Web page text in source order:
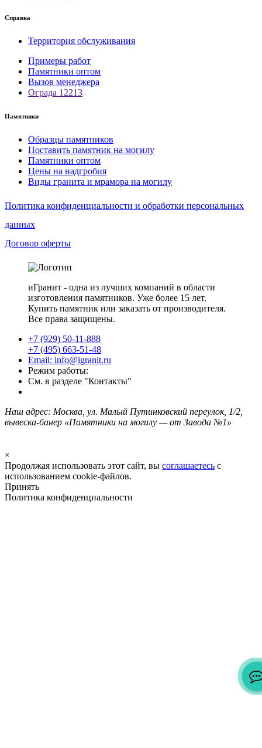
Справка
Территория обслуживания
Примеры работ
Памятники оптом
Вызов менеджера
Ограда 12213
Памятники
Образцы памятников
Поставить памятник на могилу
Памятники оптом
Цены на надгробия
Виды гранита и мрамора на могилу
Политика конфиденциальности и обработки персональных
данных
Договор оферты
иГранит - одна из лучших компаний в области
изготовления памятников. Уже более 15 лет.
Купить памятник или заказать от производителя.
Все права защищены.
+7 (929) 50-11-888
+7 (495) 663-51-48
Email: info@igranit.ru
Режим работы:
См. в разделе "Контакты"
Наш адрес: Москва, ул. Малый Путинковский переулок, 1/2,
вывеска-банер «Памятники на могилу — от Завода №1»
×
Продолжая использовать этот сайт, вы соглашаетесь с
использованием cookie-файлов.
Принять
Политика конфиденциальности